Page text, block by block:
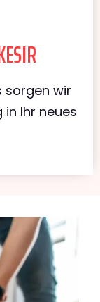
sorgen wir
Ihr neues